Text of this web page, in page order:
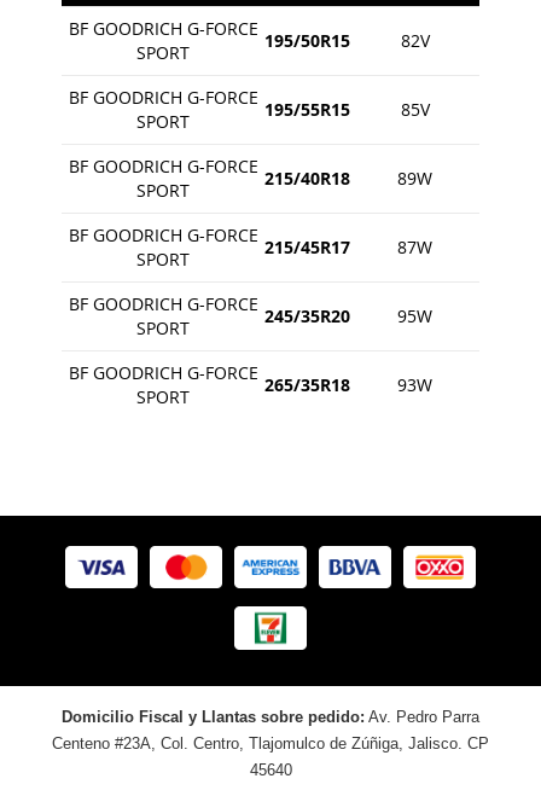
BF GOODRICH G-FORCE
SPORT
195/50R15 82V
BF GOODRICH G-FORCE
SPORT
195/55R15 85V
BF GOODRICH G-FORCE
SPORT
215/40R18 89W
BF GOODRICH G-FORCE
SPORT
215/45R17 87W
BF GOODRICH G-FORCE
SPORT
245/35R20 95W
BF GOODRICH G-FORCE
SPORT
265/35R18 93W
Domicilio Fiscal y Llantas sobre pedido: Av. Pedro Parra
Centeno #23A, Col. Centro, Tlajomulco de Zúñiga, Jalisco. CP
45640